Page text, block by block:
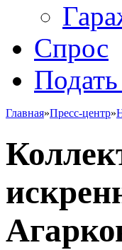
Спрос
Подать
Главная»Пресс-центр»